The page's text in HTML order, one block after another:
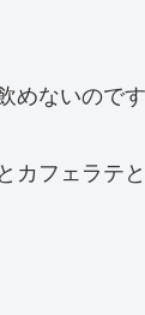
めないので
フェラテ